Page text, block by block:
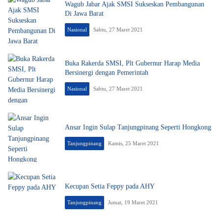
Wagub Jabar Ajak SMSI Sukseskan Pembangunan
Di Jawa Barat
Nasional Sabtu, 27 Maret 2021
Buka Rakerda SMSI, Plt Gubernur Harap Media
Bersinergi dengan Pemerintah
Nasional Sabtu, 27 Maret 2021
Ansar Ingin Sulap Tanjungpinang Seperti Hongkong
Tanjungpinang Kamis, 25 Maret 2021
Kecupan Setia Feppy pada AHY
Tanjungpinang Jumat, 19 Maret 2021